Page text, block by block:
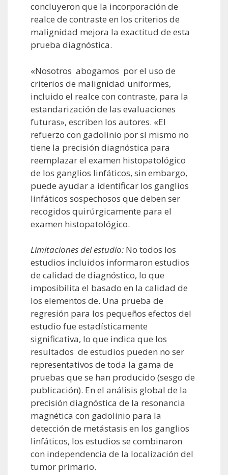
concluyeron que la incorporación de
realce de contraste en los criterios de
malignidad mejora la exactitud de esta
prueba diagnóstica.
«Nosotros abogamos por el uso de
criterios de malignidad uniformes,
incluido el realce con contraste, para la
estandarización de las evaluaciones
futuras», escriben los autores. «El
refuerzo con gadolinio por sí mismo no
tiene la precisión diagnóstica para
reemplazar el examen histopatológico
de los ganglios linfáticos, sin embargo,
puede ayudar a identificar los ganglios
linfáticos sospechosos que deben ser
recogidos quirúrgicamente para el
examen histopatológico.
Limitaciones del estudio: No todos los
estudios incluidos informaron estudios
de calidad de diagnóstico, lo que
imposibilita el basado en la calidad de
los elementos de. Una prueba de
regresión para los pequeños efectos del
estudio fue estadísticamente
significativa, lo que indica que los
resultados de estudios pueden no ser
representativos de toda la gama de
pruebas que se han producido (sesgo de
publicación). En el análisis global de la
precisión diagnóstica de la resonancia
magnética con gadolinio para la
detección de metástasis en los ganglios
linfáticos, los estudios se combinaron
con independencia de la localización del
tumor primario.